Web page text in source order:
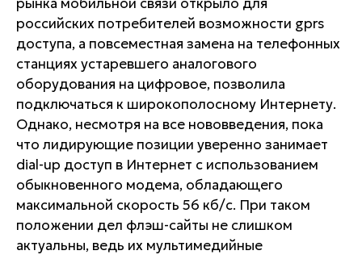
российских потребителей возможности gprs
доступа, а повсеместная замена на телефонных
станциях устаревшего аналогового
оборудования на цифровое, позволила
подключаться к широкополосному Интернету.
Однако, несмотря на все нововведения, пока
что лидирующие позиции уверенно занимает
dial-up доступ в Интернет с использованием
обыкновенного модема, обладающего
максимальной скорость 56 кб/c. При таком
положении дел флэш-сайты не слишком
актуальны, ведь их мультимедийные